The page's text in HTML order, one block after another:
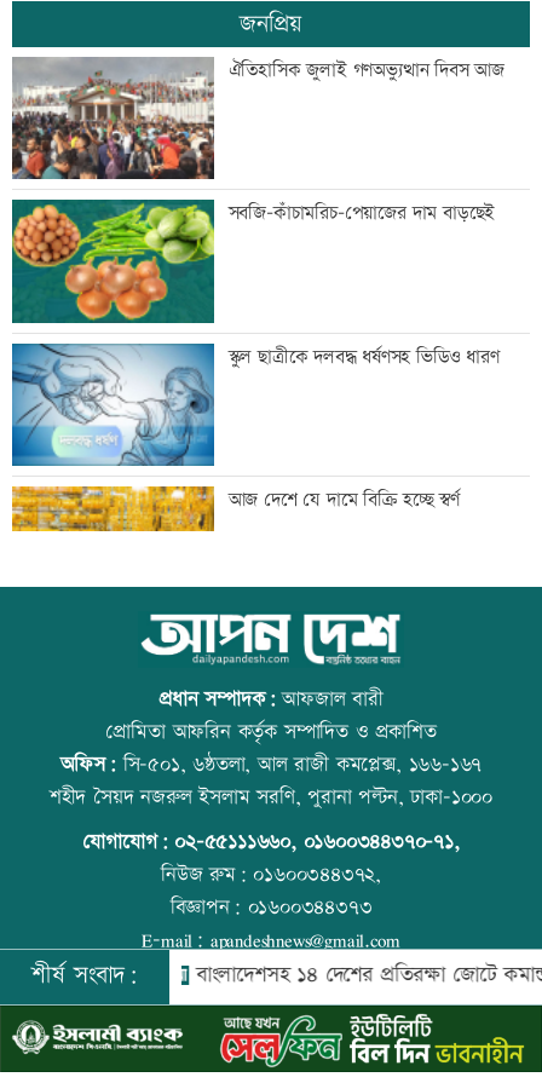
গুরুত্বপূর্ণ ব্যক্তিদের নিয়ে অপপ্রচারের বিরুদ্ধে
সতর্ক করল পুলিশ
নিরাপত্তা পেলে দেশে ফিরতে চান সাকিব
সাকিবের দেশে ফেরার সুযোগ নেই: ক্রীড়া
প্রতিমন্ত্রী
শিল্পকলায় বিনামূল্যে ৬ সিনেমা দেখা যাবে
দিল্লিতে শেখ হাসিনার বক্তব্যে ভারতের সমর্থন
নেই: রণধীর জয়সওয়াল
দেশে ফিরলেন আরও ৩৪০ লিবিয়া প্রবাসী
দুর্নীতির বিরুদ্ধে কঠোর অবস্থান নিতে হবে:
প্রতিমন্ত্রী নুর
দল ভারী করতে আ’লীগকে রাজনীতি করতে
জনপ্রিয়
ঐতিহাসিক জুলাই গণঅভ্যুত্থান দিবস আজ
সবজি-কাঁচামরিচ-পেয়াজের দাম বাড়ছেই
স্কুল ছাত্রীকে দলবদ্ধ ধর্ষণসহ ভিডিও ধারণ
আজ দেশে যে দামে বিক্রি হচ্ছে স্বর্ণ
আজ বিশ্ব বন্ধু দিবস
প্রতিমন্ত্রীকে ঘিরে ভাইরাল ভিডিওতে ছবি
জুড়ে অপপ্রচার: এলিন
কোরআন-হাদিসে নামাজ না পড়ার শাস্তি
উত্থান-পতনের বাজারে আজ স্বর্ণের ভরি কত
প্রধান সম্পাদক:আফজাল বারী
প্রোমিতা আফরিন কর্তৃক সম্পাদিত ও প্রকাশিত
অফিস:সি-৫০১, ৬ষ্ঠতলা, আল রাজী কমপ্লেক্স, ১৬৬-১৬৭
শহীদ সৈয়দ নজরুল ইসলাম সরণি, পুরানা পল্টন, ঢাকা-১০০০
যোগাযোগ: ০২-৫৫১১১৬৬০, ০১৬০০৩৪৪৩৭০-৭১,
নিউজ রুম:০১৬০০৩৪৪৩৭২,
বিজ্ঞাপন: ০১৬০০৩৪৪৩৭৩
E-mail: apandeshnews@gmail.com
©২০২৬ |আপন দেশ ডটকমকর্তৃক সর্বসত্ব ® সংরক্ষিত | উন্নয়নে
ইমিথমেকারস.কম
শীর্ষ সংবাদ:বাংলাদেশসহ ১৪ দেশের প্রতিরক্ষা জোটে কমান্ডার নিয়োগ